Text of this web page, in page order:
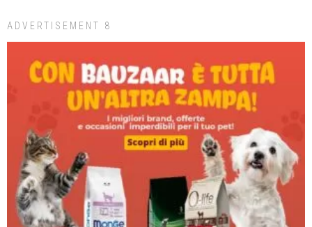
ADVERTISEMENT 8